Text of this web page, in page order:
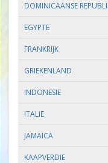
DOMINICAANSE
EGYPTE
FRANKRIJK
GRIEKENLAND
INDONESIE
ITALIE
JAMAICA
KAAPVERDIE